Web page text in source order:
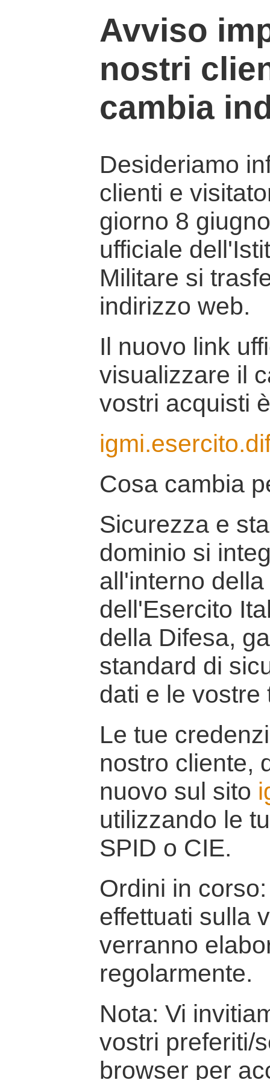
Avviso
nostri
cambia
Desideriamo
clienti e
giorno 8
ufficiale
Militare si
indirizzo web.
Il nuovo link
visualizzare il
vostri acquisti
Cosa cambia
Sicurezza e
dominio si
all'interno
dell'Esercito
della Difesa,
standard di
dati e le vostre
Le tue
nostro cliente,
nuovo sul sito
utilizzando le
SPID o CIE.
Ordini in
effettuati sulla
verranno
regolarmente.
Nota: Vi
vostri preferiti/
browser per